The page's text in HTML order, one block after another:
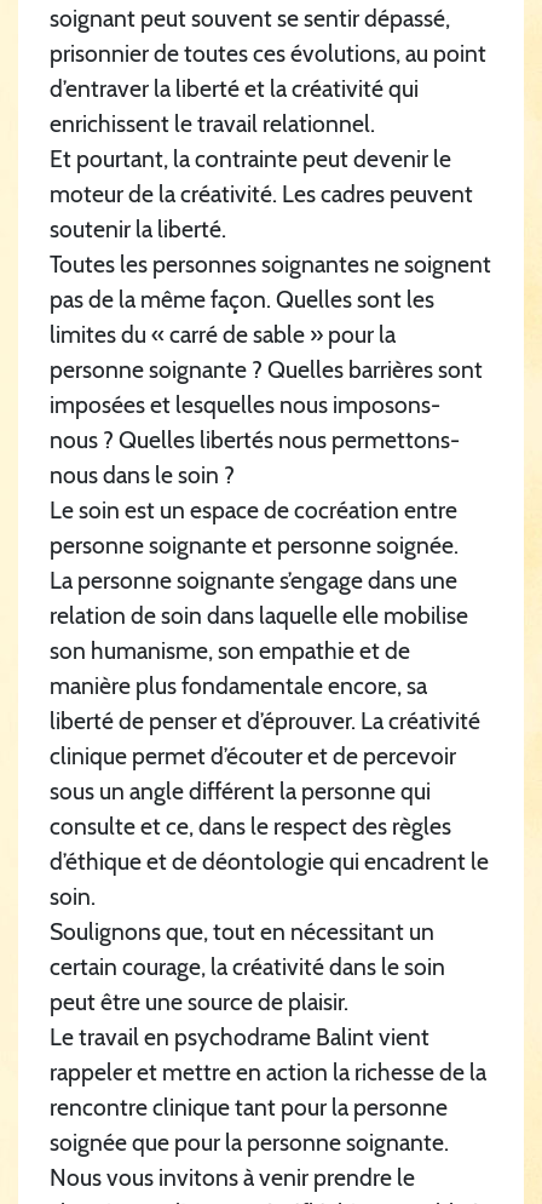
soignant peut souvent se sentir dépassé,
prisonnier de toutes ces évolutions, au point
d’entraver la liberté et la créativité qui
enrichissent le travail relationnel.
Et pourtant, la contrainte peut devenir le
moteur de la créativité. Les cadres peuvent
soutenir la liberté.
Toutes les personnes soignantes ne soignent
pas de la même façon. Quelles sont les
limites du « carré de sable » pour la
personne soignante ? Quelles barrières sont
imposées et lesquelles nous imposons-
nous ? Quelles libertés nous permettons-
nous dans le soin ?
Le soin est un espace de cocréation entre
personne soignante et personne soignée.
La personne soignante s’engage dans une
relation de soin dans laquelle elle mobilise
son humanisme, son empathie et de
manière plus fondamentale encore, sa
liberté de penser et d’éprouver. La créativité
clinique permet d’écouter et de percevoir
sous un angle différent la personne qui
consulte et ce, dans le respect des règles
d’éthique et de déontologie qui encadrent le
soin.
Soulignons que, tout en nécessitant un
certain courage, la créativité dans le soin
peut être une source de plaisir.
Le travail en psychodrame Balint vient
rappeler et mettre en action la richesse de la
rencontre clinique tant pour la personne
soignée que pour la personne soignante.
Nous vous invitons à venir prendre le